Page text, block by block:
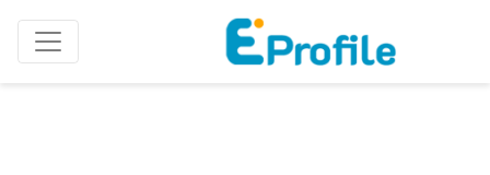
HomeCatalogue/Brochure